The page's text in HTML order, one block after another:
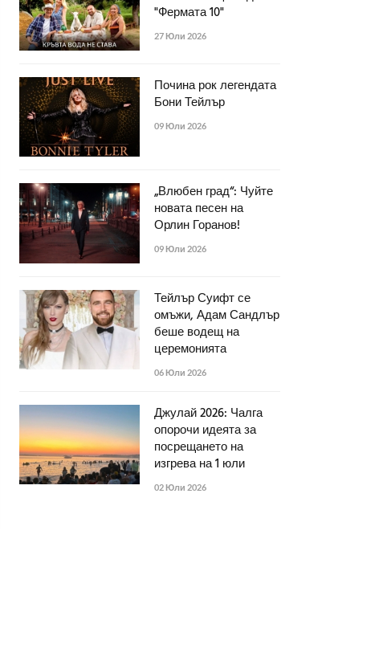
"Фермата 10"
27 Юли 2026
Почина рок легендата
Бони Тейлър
09 Юли 2026
„Влюбен град“: Чуйте
новата песен на
Орлин Горанов!
09 Юли 2026
Тейлър Суифт се
омъжи, Адам Сандлър
беше водещ на
церемонията
06 Юли 2026
Джулай 2026: Чалга
опорочи идеята за
посрещането на
изгрева на 1 юли
02 Юли 2026